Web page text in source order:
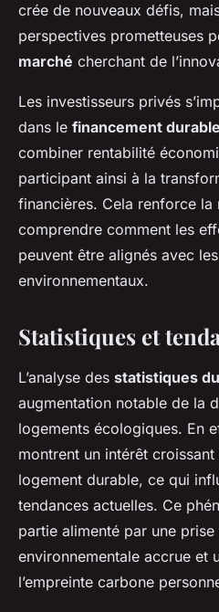
crée de nouveaux défis,
perspectives prometteuses
marché cherchant de
Les investisseurs privés
dans le financement durable
combiner rentabilité
participant ainsi à la
financières. Cela renforce la
comprendre comment les
peuvent être alignés avec
environnementaux.
Statistiques et
L’analyse des statistiques
augmentation notable de la
logements écologiques. En
montrent un intérêt
logement durable, ce qui
tendances actuelles. Ce
partie alimenté par une
environnementale accrue et
l’empreinte carbone